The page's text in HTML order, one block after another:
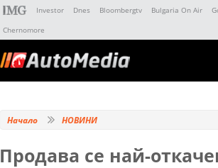
Investor Dnes Bloombergtv Bulgaria On Air
Chernomore
Начало НОВИНИ
Продава се най-